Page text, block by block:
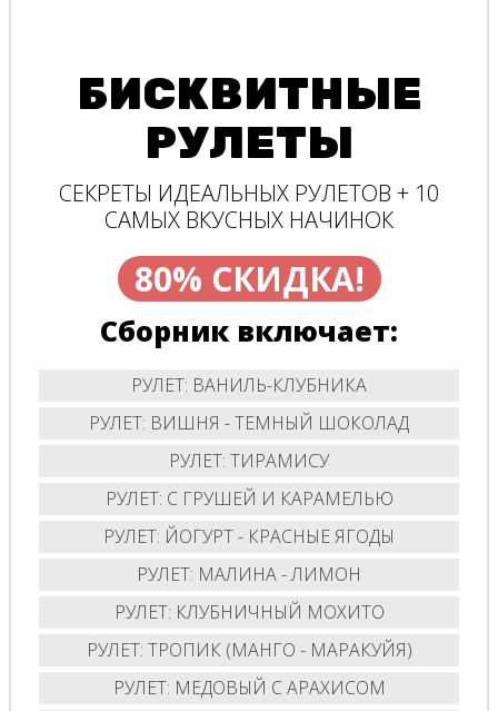
БИСКВИТНЫЕ
РУЛЕТЫ
СЕКРЕТЫ ИДЕАЛЬНЫХ РУЛЕТОВ + 10
САМЫХ ВКУСНЫХ НАЧИНОК
80% СКИДКА!
Сборник включает:
РУЛЕТ: ВАНИЛЬ-КЛУБНИКА
РУЛЕТ: ВИШНЯ - ТЕМНЫЙ ШОКОЛАД
РУЛЕТ: ТИРАМИСУ
РУЛЕТ: С ГРУШЕЙ И КАРАМЕЛЬЮ
РУЛЕТ: ЙОГУРТ - КРАСНЫЕ ЯГОДЫ
РУЛЕТ: МАЛИНА - ЛИМОН
РУЛЕТ: КЛУБНИЧНЫЙ МОХИТО
РУЛЕТ: ТРОПИК (МАНГО - МАРАКУЙЯ)
РУЛЕТ: МЕДОВЫЙ С АРАХИСОМ